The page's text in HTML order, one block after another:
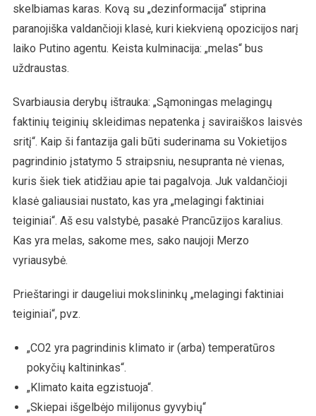
skelbiamas karas. Kovą su „dezinformacija“ stiprina
paranojiška valdančioji klasė, kuri kiekvieną opozicijos narį
laiko Putino agentu. Keista kulminacija: „melas“ bus
uždraustas.
Svarbiausia derybų ištrauka: „Sąmoningas melagingų
faktinių teiginių skleidimas nepatenka į saviraiškos laisvės
sritį“. Kaip ši fantazija gali būti suderinama su Vokietijos
pagrindinio įstatymo 5 straipsniu, nesupranta nė vienas,
kuris šiek tiek atidžiau apie tai pagalvoja. Juk valdančioji
klasė galiausiai nustato, kas yra „melagingi faktiniai
teiginiai“. Aš esu valstybė, pasakė Prancūzijos karalius.
Kas yra melas, sakome mes, sako naujoji Merzo
vyriausybė.
Prieštaringi ir daugeliui mokslininkų „melagingi faktiniai
teiginiai“, pvz.
„CO2 yra pagrindinis klimato ir (arba) temperatūros
pokyčių kaltininkas“.
„Klimato kaita egzistuoja“.
„Skiepai išgelbėjo milijonus gyvybių“